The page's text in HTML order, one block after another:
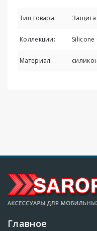
Тип товара: Защита
Коллекции: Silicone
Материал:
Главное